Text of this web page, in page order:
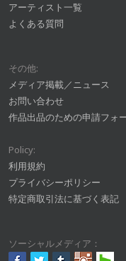
アーティスト一覧
よくある質問
その他:
メディア掲載／ニュース
お問い合わせ
作品出品のための申請フォ
Policy:
利用規約
プライバシーポリシー
特定商取引法に基づく表記
ソーシャルメディア：